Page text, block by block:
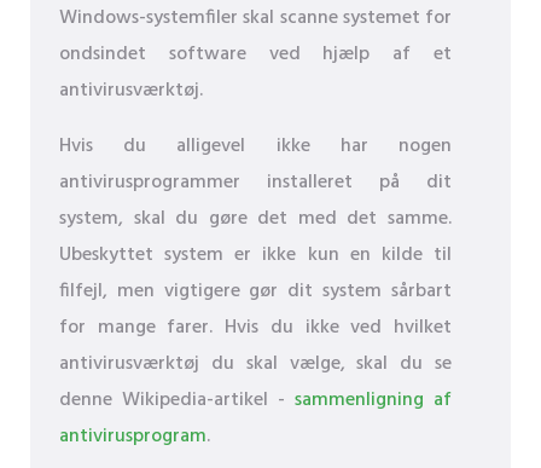
Windows-systemfiler skal scanne systemet for
ondsindet software ved hjælp af et
antivirusværktøj.
Hvis du alligevel ikke har nogen
antivirusprogrammer installeret på dit
system, skal du gøre det med det samme.
Ubeskyttet system er ikke kun en kilde til
filfejl, men vigtigere gør dit system sårbart
for mange farer. Hvis du ikke ved hvilket
antivirusværktøj du skal vælge, skal du se
denne Wikipedia-artikel - sammenligning af
antivirusprogram.